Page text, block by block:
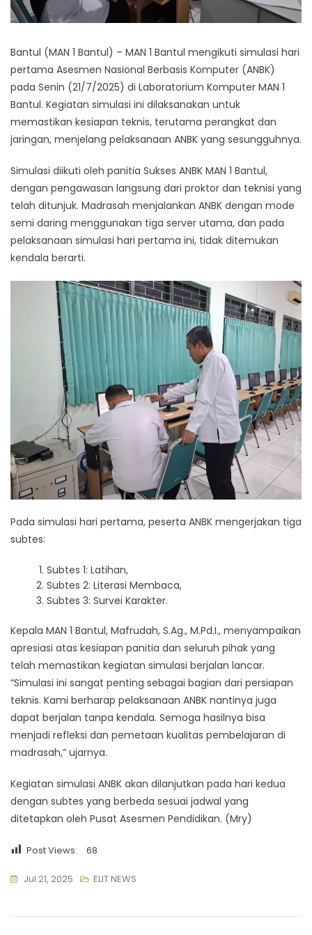
Bantul (MAN 1 Bantul) – MAN 1 Bantul mengikuti simulasi hari
pertama Asesmen Nasional Berbasis Komputer (ANBK)
pada Senin (21/7/2025) di Laboratorium Komputer MAN 1
Bantul. Kegiatan simulasi ini dilaksanakan untuk
memastikan kesiapan teknis, terutama perangkat dan
jaringan, menjelang pelaksanaan ANBK yang sesungguhnya.
Simulasi diikuti oleh panitia Sukses ANBK MAN 1 Bantul,
dengan pengawasan langsung dari proktor dan teknisi yang
telah ditunjuk. Madrasah menjalankan ANBK dengan mode
semi daring menggunakan tiga server utama, dan pada
pelaksanaan simulasi hari pertama ini, tidak ditemukan
kendala berarti.
Pada simulasi hari pertama, peserta ANBK mengerjakan tiga
subtes:
Subtes 1: Latihan,
Subtes 2: Literasi Membaca,
Subtes 3: Survei Karakter.
Kepala MAN 1 Bantul, Mafrudah, S.Ag., M.Pd.I., menyampaikan
apresiasi atas kesiapan panitia dan seluruh pihak yang
telah memastikan kegiatan simulasi berjalan lancar.
“Simulasi ini sangat penting sebagai bagian dari persiapan
teknis. Kami berharap pelaksanaan ANBK nantinya juga
dapat berjalan tanpa kendala. Semoga hasilnya bisa
menjadi refleksi dan pemetaan kualitas pembelajaran di
madrasah,” ujarnya.
Kegiatan simulasi ANBK akan dilanjutkan pada hari kedua
dengan subtes yang berbeda sesuai jadwal yang
ditetapkan oleh Pusat Asesmen Pendidikan. (Mry)
Post Views: 68
Jul 21, 2025 ELIT NEWS